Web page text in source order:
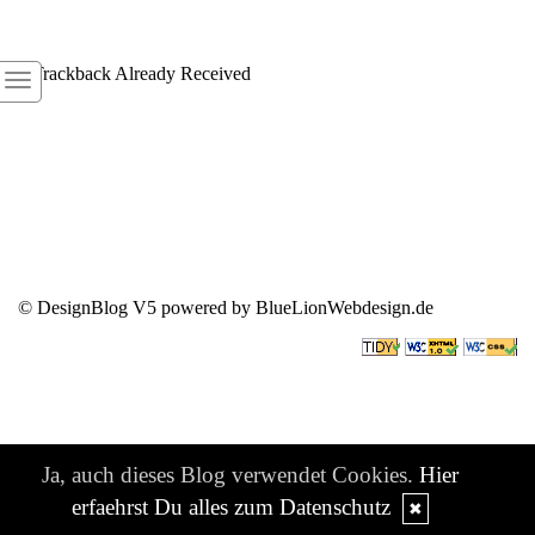
1 Trackback Already Received
© DesignBlog V5 powered by BlueLionWebdesign.de
Ja, auch dieses Blog verwendet Cookies. Hier
erfaehrst Du alles zum Datenschutz
✖